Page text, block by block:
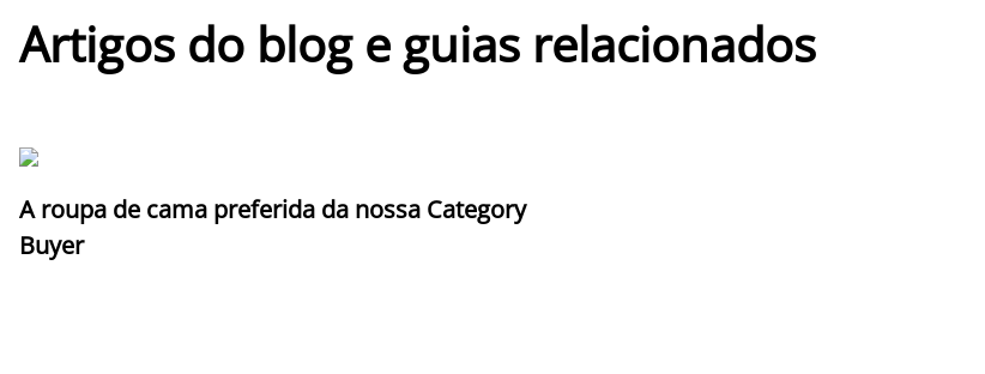
Artigos do blog e guias relacionados
A roupa de cama preferida da nossa Category
Buyer